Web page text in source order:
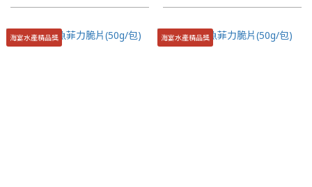
海宴水產精品獎 海宴水產精品獎